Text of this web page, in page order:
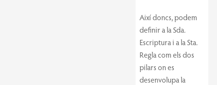
Així doncs, podem
definir a la Sda.
Escriptura i a la Sta.
Regla com els dos
pilars on es
desenvolupa la